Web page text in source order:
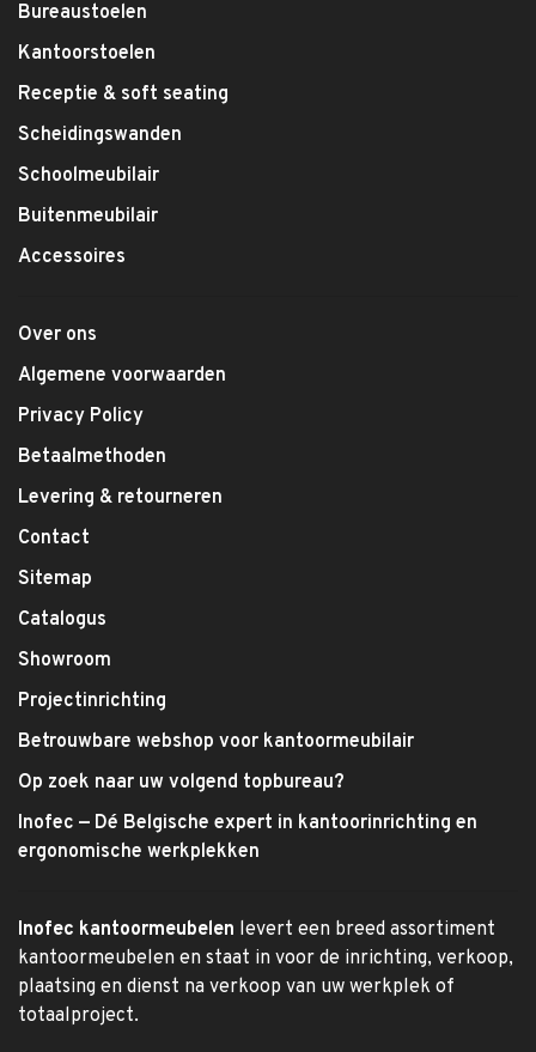
Bureaustoelen
Kantoorstoelen
Receptie & soft seating
Scheidingswanden
Schoolmeubilair
Buitenmeubilair
Accessoires
Over ons
Algemene voorwaarden
Privacy Policy
Betaalmethoden
Levering & retourneren
Contact
Sitemap
Catalogus
Showroom
Projectinrichting
Betrouwbare webshop voor kantoormeubilair
Op zoek naar uw volgend topbureau?
Inofec — Dé Belgische expert in kantoorinrichting en
ergonomische werkplekken
Inofec kantoormeubelen levert een breed assortiment
kantoormeubelen en staat in voor de inrichting, verkoop,
plaatsing en dienst na verkoop van uw werkplek of
totaalproject.